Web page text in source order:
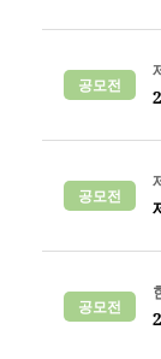
공모전
공모전
공모전